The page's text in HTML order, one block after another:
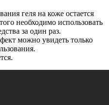
геля на коже остается
необходимо использовать
за один раз.
можно увидеть только